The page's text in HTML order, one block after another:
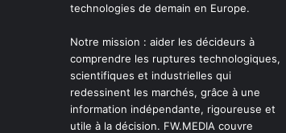
technologies de demain en Europe.
Notre mission : aider les décideurs à
comprendre les ruptures technologiques,
scientifiques et industrielles qui
redessinent les marchés, grâce à une
information indépendante, rigoureuse et
utile à la décision. FW.MEDIA couvre